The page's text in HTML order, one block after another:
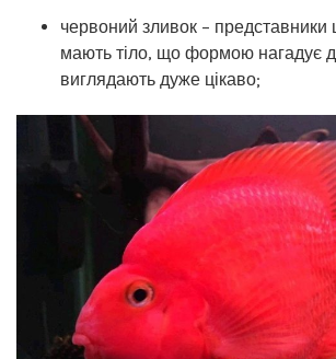
червоний зливок – представники
мають тіло, що формою нагадує
виглядають дуже цікаво;